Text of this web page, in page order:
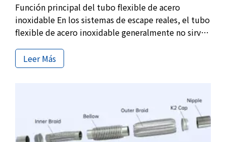
Función principal del tubo flexible de acero
inoxidable En los sistemas de escape reales, el tubo
flexible de acero inoxidable generalmente no sirve
utiliza para solucionar un problema que existe
desde hace mucho tiempo pero que a menudo se
Leer Más